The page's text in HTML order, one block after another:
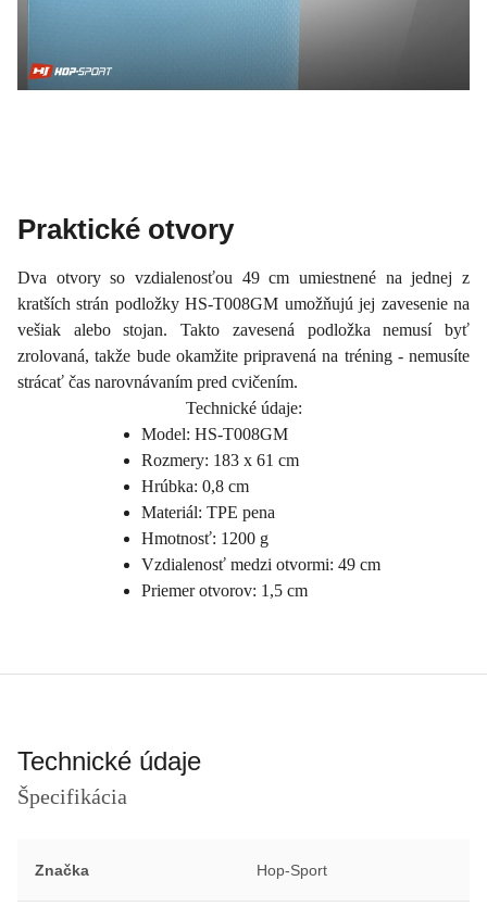
Praktické otvory
Dva otvory so vzdialenosťou 49 cm umiestnené na jednej z
kratších strán podložky HS-T008GM umožňujú jej zavesenie na
vešiak alebo stojan. Takto zavesená podložka nemusí byť
zrolovaná, takže bude okamžite pripravená na tréning - nemusíte
strácať čas narovnávaním pred cvičením.
Technické údaje:
Model: HS-T008GM
Rozmery: 183 x 61 cm
Hrúbka: 0,8 cm
Materiál: TPE pena
Hmotnosť: 1200 g
Vzdialenosť medzi otvormi: 49 cm
Priemer otvorov: 1,5 cm
Technické údaje
Špecifikácia
Značka Hop-Sport